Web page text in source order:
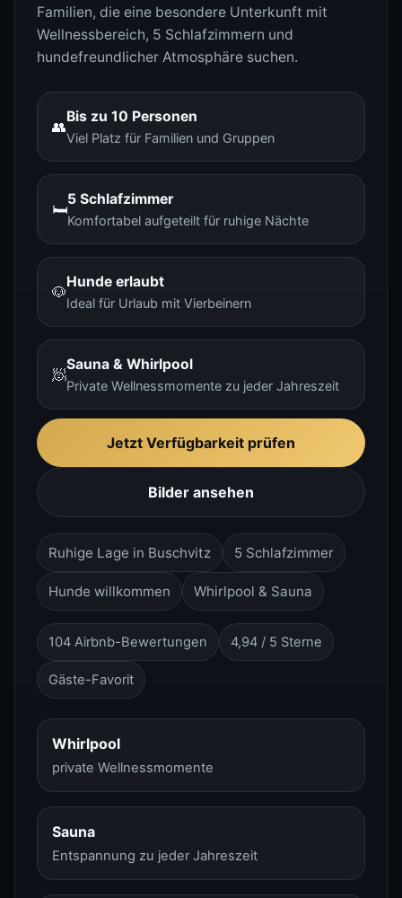
Familien, die eine besondere Unterkunft mit
Wellnessbereich, 5 Schlafzimmern und
hundefreundlicher Atmosphäre suchen.
👥
Bis zu 10 Personen
Viel Platz für Familien und Gruppen
🛏️
5 Schlafzimmer
Komfortabel aufgeteilt für ruhige Nächte
🐶
Hunde erlaubt
Ideal für Urlaub mit Vierbeinern
🧖
Sauna & Whirlpool
Private Wellnessmomente zu jeder Jahreszeit
Jetzt Verfügbarkeit prüfen
Bilder ansehen
Ruhige Lage in Buschvitz 5 Schlafzimmer
Hunde willkommen Whirlpool & Sauna
104 Airbnb-Bewertungen 4,94 / 5 Sterne
Gäste-Favorit
Whirlpool
private Wellnessmomente
Sauna
Entspannung zu jeder Jahreszeit